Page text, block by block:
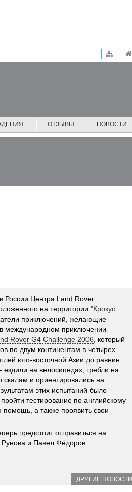
ОТЗЫВЫ НОВОСТИ
России Центра Land Rover
на территории "Крокус
приключений, желающие
в международном приключении-
Rover G4 Challenge 2006 , который
по двум континентам в четырех
юго-восточной Азии до равнин
на велосипедах, гребли на
скалам и ориентировались на
этих испытаний было
тестирование по английскому
помощь, а также проявить свои
предстоит отправиться на
и Павел Фёдоров.
ДРУГИЕ НОВОСТИ